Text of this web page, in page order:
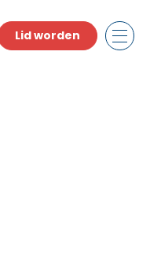
Lid worden